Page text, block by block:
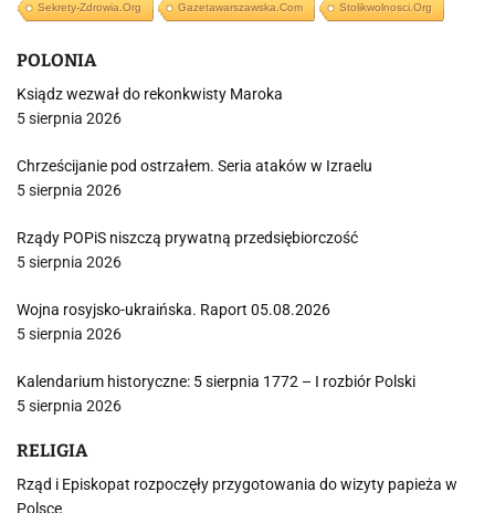
Sekrety-Zdrowia.org Gazetawarszawska.com Stolikwolnosci.org
POLONIA
Ksiądz wezwał do rekonkwisty Maroka
5 sierpnia 2026
Chrześcijanie pod ostrzałem. Seria ataków w Izraelu
5 sierpnia 2026
Rządy POPiS niszczą prywatną przedsiębiorczość
5 sierpnia 2026
Wojna rosyjsko-ukraińska. Raport 05.08.2026
5 sierpnia 2026
Kalendarium historyczne: 5 sierpnia 1772 – I rozbiór Polski
5 sierpnia 2026
RELIGIA
Rząd i Episkopat rozpoczęły przygotowania do wizyty papieża w
Polsce